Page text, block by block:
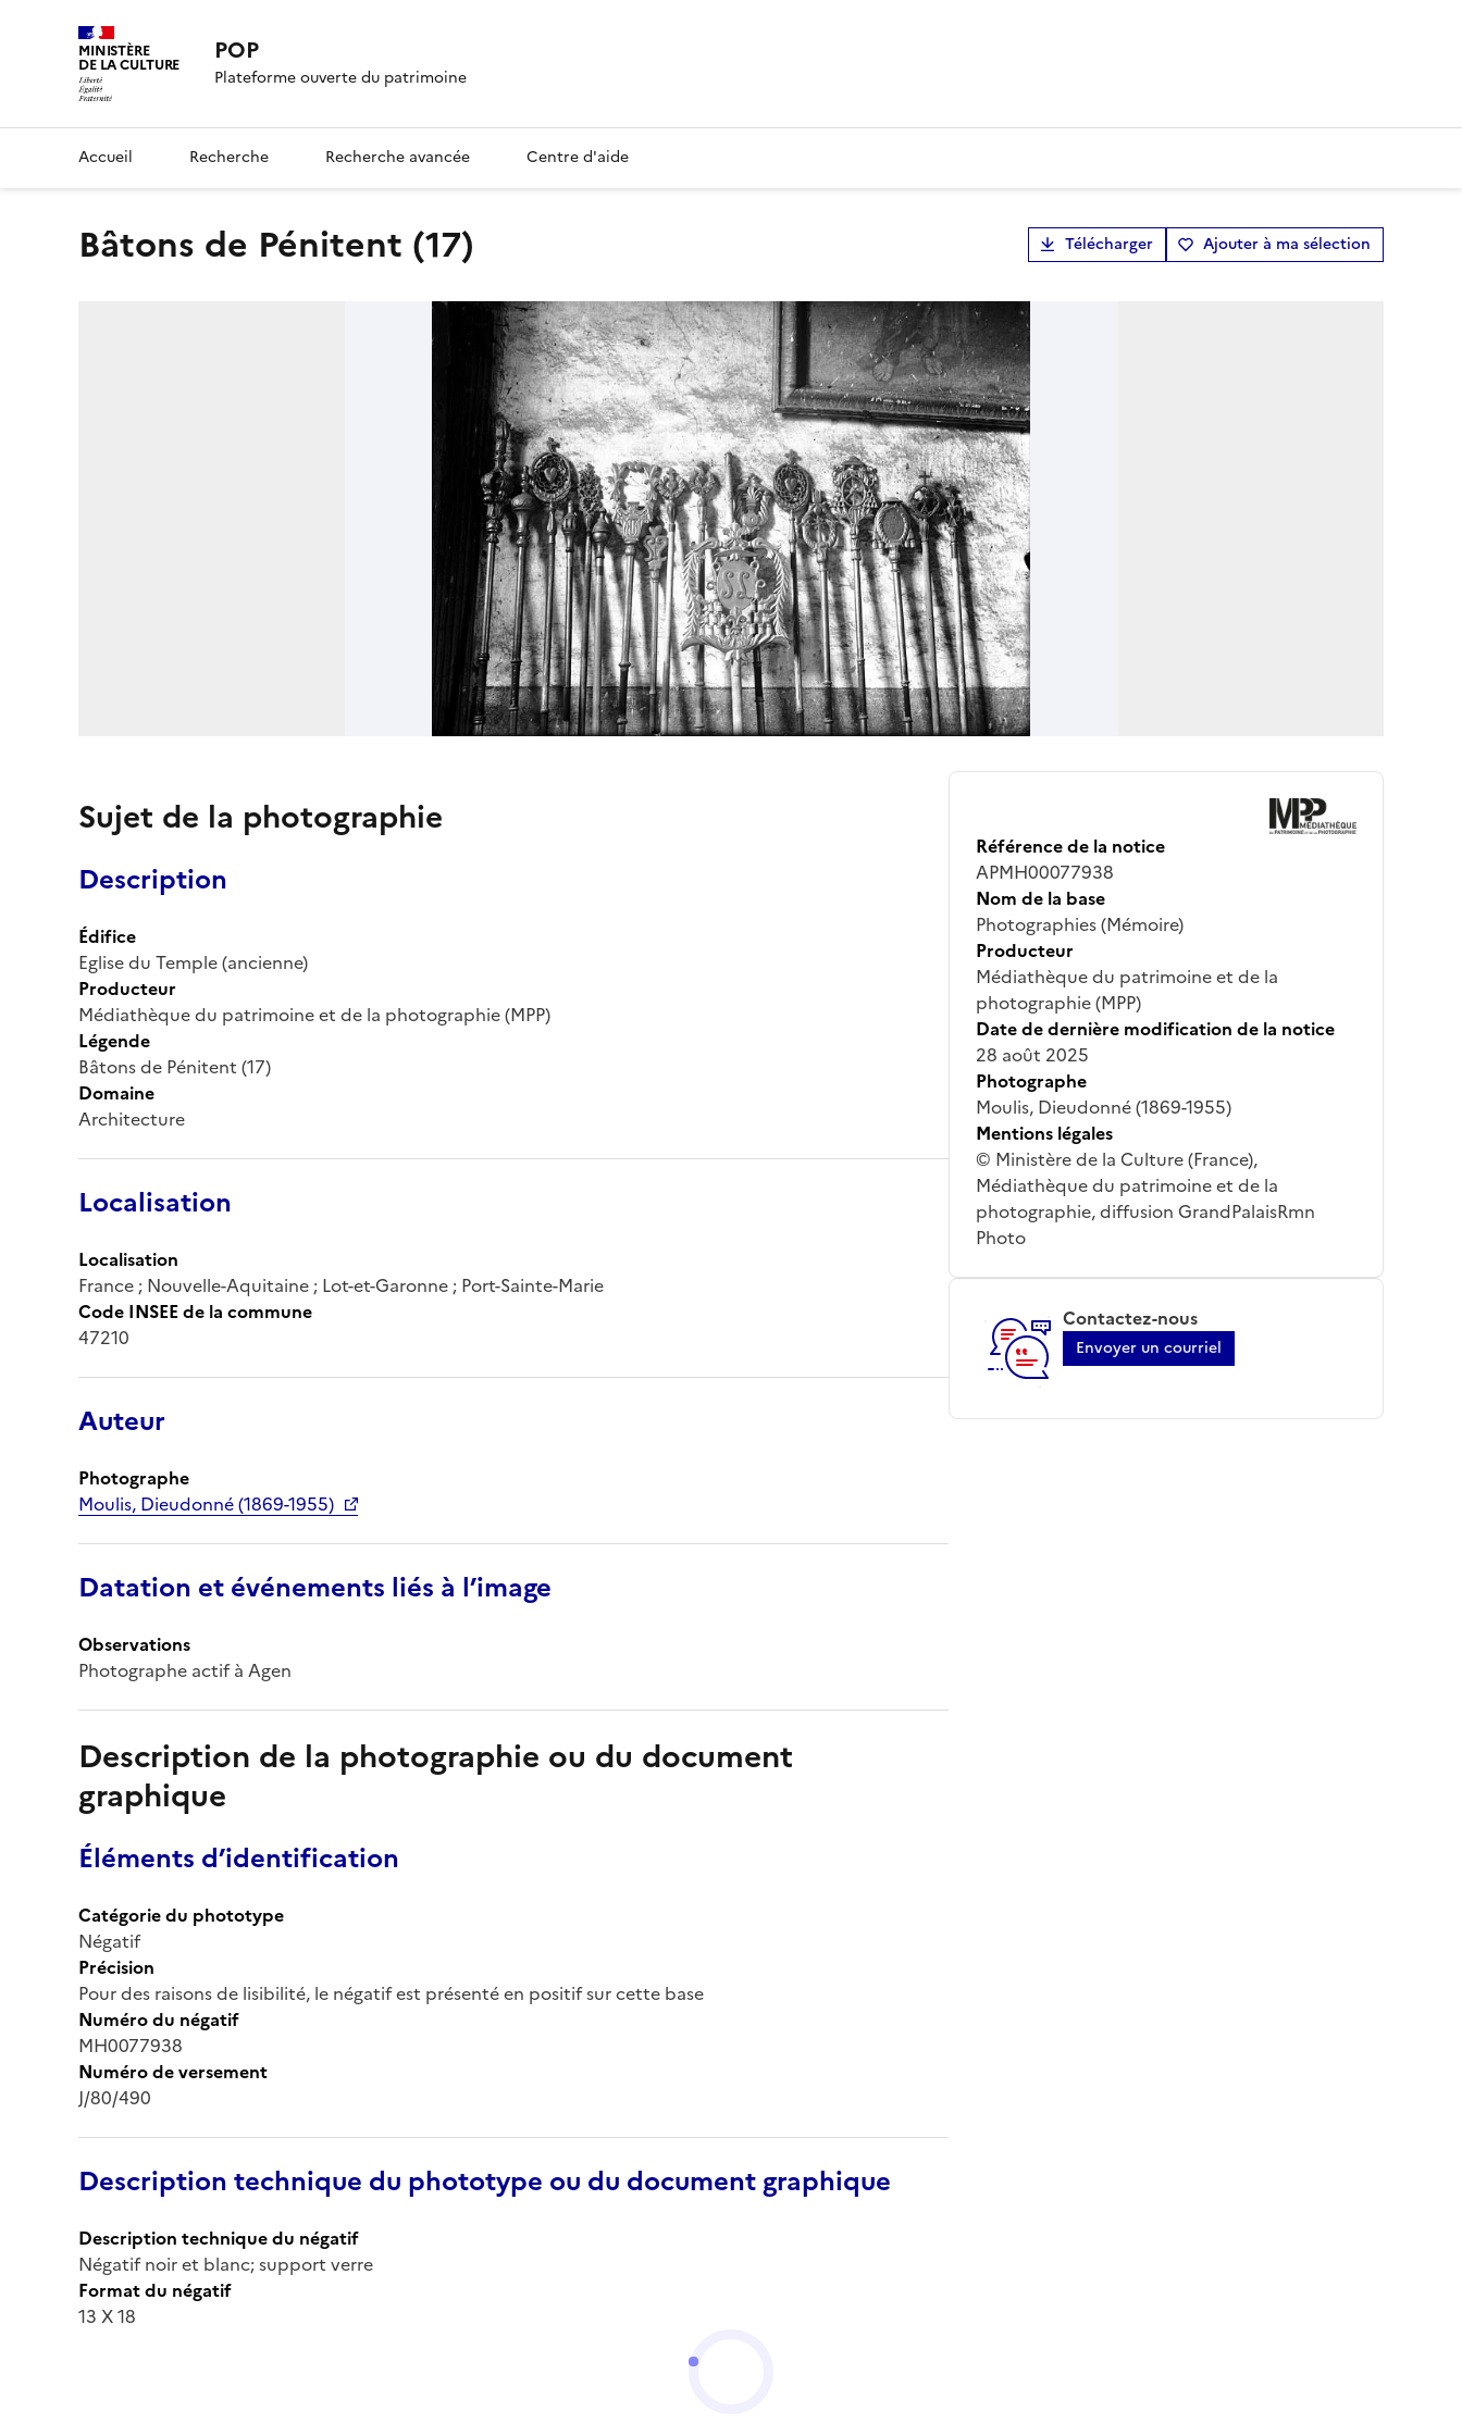
MINISTÈRE
DE LA CULTURE POP
Plateforme ouverte du patrimoine
Accueil Recherche Recherche avancée Centre d'aide
Bâtons de Pénitent (17) Télécharger Ajouter à ma sélection
Sujet de la photographie
Description
Édifice
Eglise du Temple (ancienne)
Producteur
Médiathèque du patrimoine et de la photographie (MPP)
Légende
Bâtons de Pénitent (17)
Domaine
Architecture
Localisation
Localisation
France ; Nouvelle-Aquitaine ; Lot-et-Garonne ; Port-Sainte-Marie
Code INSEE de la commune
47210
Auteur
Photographe
Moulis, Dieudonné (1869-1955)
Datation et événements liés à l’image
Observations
Photographe actif à Agen
Description de la photographie ou du document
graphique
Éléments d’identification
Catégorie du phototype
Négatif
Précision
Pour des raisons de lisibilité, le négatif est présenté en positif sur cette base
Numéro du négatif
MH0077938
Numéro de versement
J/80/490
Description technique du phototype ou du document graphique
Description technique du négatif
Négatif noir et blanc; support verre
Format du négatif
13 X 18
Référence de la notice
APMH00077938
Nom de la base
Photographies (Mémoire)
Producteur
Médiathèque du patrimoine et de la
photographie (MPP)
Date de dernière modification de la notice
28 août 2025
Photographe
Moulis, Dieudonné (1869-1955)
Mentions légales
© Ministère de la Culture (France),
Médiathèque du patrimoine et de la
photographie, diffusion GrandPalaisRmn
Photo
Contactez-nous
Envoyer un courriel